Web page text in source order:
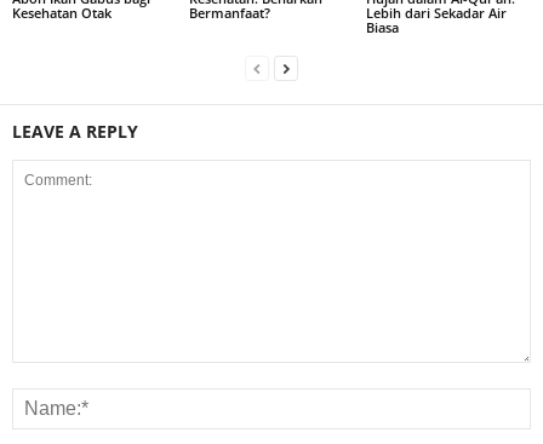
Kesehatan Otak
Bermanfaat?
Lebih dari Sekadar Air
Biasa
LEAVE A REPLY